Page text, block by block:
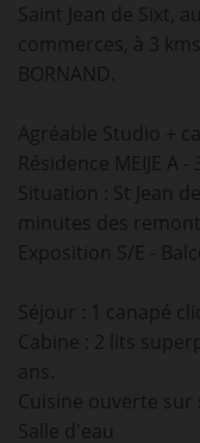
Saint Jean de Sixt,
commerces, à 3
BORNAND.
Agréable Studio +
Résidence MEIJE A
Situation : St Jean
minutes des
Exposition S/E -
Séjour : 1 canapé
Cabine : 2 lits
ans.
Cuisine ouverte sur
Salle d'eau